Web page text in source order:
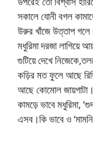
সকালে যোনী বগল
উরুর খাঁজে উত্তাপ গলে
মধুরিমা দরজা লাগিয়ে
গুটিয়ে দেখে
কড়ির মত ফুলে আছে
আছে কোমোল
কামড়ে ভাবে মধুরিমা,
এসব।কি ভাবে ও